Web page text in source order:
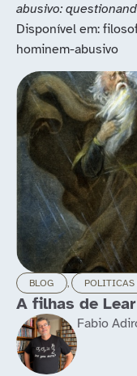
abusivo:
Disponível em:
hominem-abusivo
BLOG ,
Idosos